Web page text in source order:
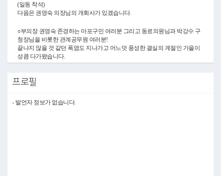
(일동 착석)
다음은 권영숙 의장님의 개회사가 있겠습니다.
○부의장 권영숙 존경하는 마포구민 여러분 그리고 동료의원님과 박강수 구
청장님을 비롯한 관계공무원 여러분!
끝나지 않을 것 같던 폭염도 지나가고 어느덧 풍성한 결실의 계절인 가을이
성큼 다가왔습니다.
그동안 혹독한 무더위에도 불구하고 지역 현안을 챙기며 열정적인 의정활동
구민의 삶의 질 향상을 위해 애쓰고 있는 집행부 여러분의 노고에 대해서도
존경하는 동료의원 여러분 그리고 박강수 구청장님을 비롯한 관계공무원 여
러분!
프로필
- 발언자 정보가 없습니다.